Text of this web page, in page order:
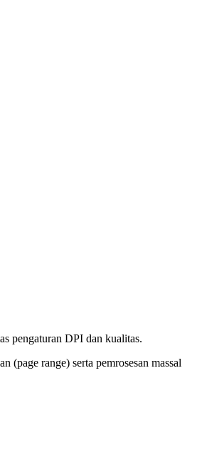
pengaturan DPI dan kualitas.
(page range) serta pemrosesan massal